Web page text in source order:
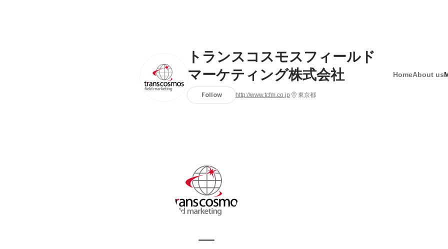
トランスコスモスフィールド
マーケティング株式会社
Follow http://www.tcfm.co.jp 東京都
HomeAbout us